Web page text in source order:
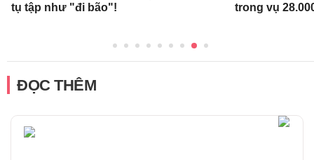
tụ tập như "đi bão"!
trong vụ
ĐỌC THÊM